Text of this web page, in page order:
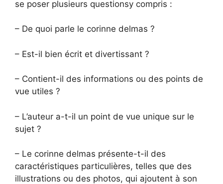
se poser plusieurs questionsy compris :
– De quoi parle le corinne delmas ?
– Est-il bien écrit et divertissant ?
– Contient-il des informations ou des points de
vue utiles ?
– L’auteur a-t-il un point de vue unique sur le
sujet ?
– Le corinne delmas présente-t-il des
caractéristiques particulières, telles que des
illustrations ou des photos, qui ajoutent à son